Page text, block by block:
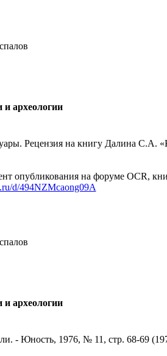
археологии
Рецензия на книгу Далина С.А.
опубликования на форуме OCR,
d/494NZMcaong09A
археологии
- Юность, 1976, № 11, стр. 68-69